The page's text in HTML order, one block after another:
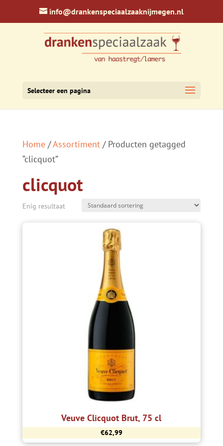
info@drankenspeciaalzaaknijmegen.nl
Selecteer een pagina
Home/Assortiment/ Producten getagged
“clicquot”
clicquot
Enig resultaat
Veuve Clicquot Brut, 75 cl
€62,99